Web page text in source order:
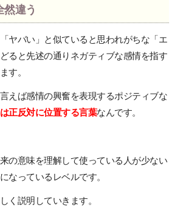
然違う
ヤバい」と似ていると思われがちな「エ
ると先述の通りネガティブな感情を指す
す。
えば感情の興奮を表現するポジティブな
正反対に位置する言葉なんです。
の意味を理解して使っている人が少ない
なっているレベルです。
く説明していきます。